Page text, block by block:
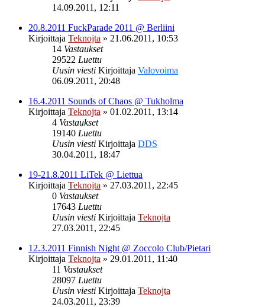
14.09.2011, 12:11
20.8.2011 FuckParade 2011 @ Berliini
Kirjoittaja Teknojta » 21.06.2011, 10:53
14 Vastaukset
29522 Luettu
Uusin viesti Kirjoittaja Valovoima
06.09.2011, 20:48
16.4.2011 Sounds of Chaos @ Tukholma
Kirjoittaja Teknojta » 01.02.2011, 13:14
4 Vastaukset
19140 Luettu
Uusin viesti Kirjoittaja DDS
30.04.2011, 18:47
19-21.8.2011 LiTek @ Liettua
Kirjoittaja Teknojta » 27.03.2011, 22:45
0 Vastaukset
17643 Luettu
Uusin viesti Kirjoittaja Teknojta
27.03.2011, 22:45
12.3.2011 Finnish Night @ Zoccolo Club/Pietari
Kirjoittaja Teknojta » 29.01.2011, 11:40
11 Vastaukset
28097 Luettu
Uusin viesti Kirjoittaja Teknojta
24.03.2011, 23:39